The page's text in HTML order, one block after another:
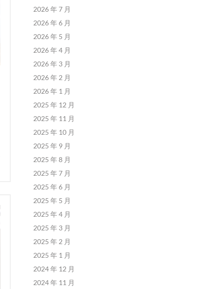
2026 年 7 月
2026 年 6 月
2026 年 5 月
2026 年 4 月
2026 年 3 月
2026 年 2 月
2026 年 1 月
2025 年 12 月
2025 年 11 月
2025 年 10 月
2025 年 9 月
2025 年 8 月
2025 年 7 月
2025 年 6 月
2025 年 5 月
2025 年 4 月
2025 年 3 月
2025 年 2 月
2025 年 1 月
2024 年 12 月
2024 年 11 月